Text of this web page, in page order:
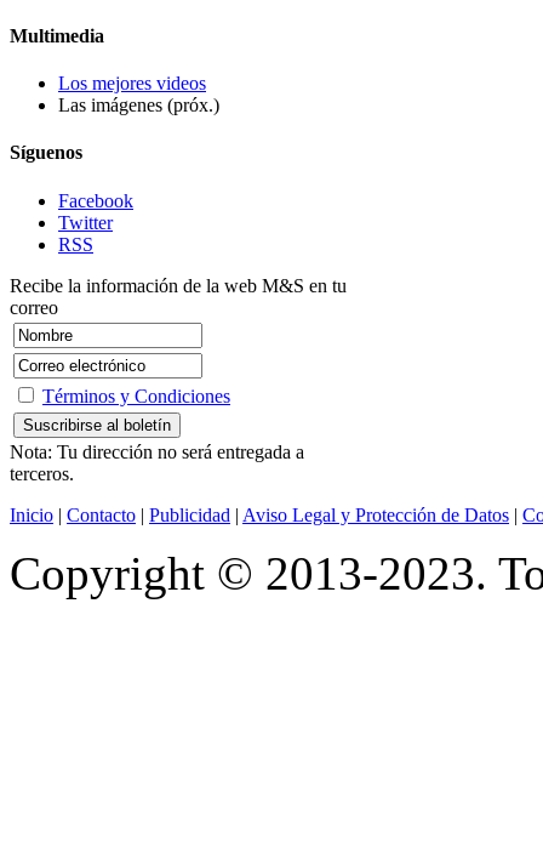
Multimedia
Los mejores videos
Las imágenes (próx.)
Síguenos
Facebook
Twitter
RSS
Recibe la información de la web M&S en tu
correo
Términos y Condiciones
Nota: Tu dirección no será entregada a
terceros.
Inicio | Contacto | Publicidad | Aviso Legal y Protección de Datos |
Copyright © 2013-2023.